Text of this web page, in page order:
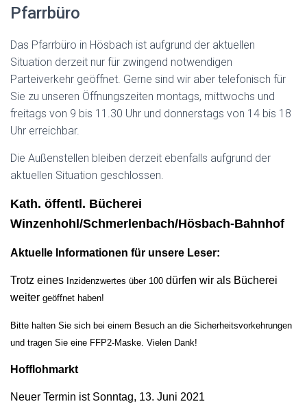
Pfarrbüro
Das Pfarrbüro in Hösbach ist aufgrund der aktuellen
Situation derzeit nur für zwingend notwendigen
Parteiverkehr geöffnet. Gerne sind wir aber telefonisch für
Sie zu unseren Öffnungszeiten montags, mittwochs und
freitags von 9 bis 11.30 Uhr und donnerstags von 14 bis 18
Uhr erreichbar.
Die Außenstellen bleiben derzeit ebenfalls aufgrund der
aktuellen Situation geschlossen.
Kath. öffentl. Bücherei
Winzenhohl/Schmerlenbach/Hösbach-Bahnhof
Aktuelle Informationen für unsere Leser:
Trotz eines Inzidenzwertes über 100 dürfen wir als Bücherei
weiter geöffnet haben!
Bitte halten Sie sich bei einem Besuch an die Sicherheitsvorkehrungen
und tragen Sie eine FFP2-Maske. Vielen Dank!
Hofflohmarkt
Neuer Termin ist Sonntag, 13. Juni 2021